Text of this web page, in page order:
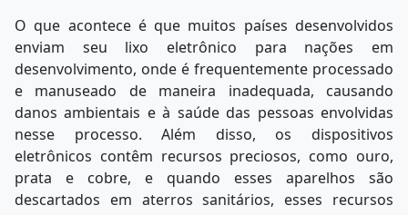
O que acontece é que muitos países desenvolvidos
enviam seu lixo eletrônico para nações em
desenvolvimento, onde é frequentemente processado
e manuseado de maneira inadequada, causando
danos ambientais e à saúde das pessoas envolvidas
nesse processo. Além disso, os dispositivos
eletrônicos contêm recursos preciosos, como ouro,
prata e cobre, e quando esses aparelhos são
descartados em aterros sanitários, esses recursos